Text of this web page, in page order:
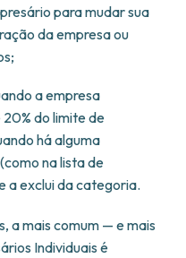
para mudar sua
da empresa ou
a empresa
do limite de
há alguma
na lista de
a exclui da categoria.
a mais comum — e mais
Individuais é